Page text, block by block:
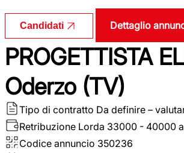
Candidati Dettaglio
PROGETTISTA
Oderzo (TV)
Tipo di contratto Da definire –
Retribuzione Lorda 33000 - 40000
Codice annuncio 350236